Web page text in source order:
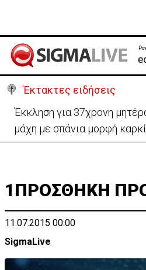
Έκτακτες ειδήσεις
Γερμανία: Συγκρούστηκαν
25 τραυματίες, οι 7 σοβαρά
1ΠΡΟΣΘΗΚΗ
11.07.2015 00:00
SigmaLive